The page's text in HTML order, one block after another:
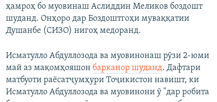
ҳамроҳ бо муовинаш Аслиддин Меликов боздошт
шуданд. Онҳоро дар Боздоштгоҳи муваққатии
Душанбе (СИЗО) нигоҳ медоранд.
Исматулло Абдуллозода ва муовинонаш рӯзи 2-юми
май аз мақомҳояшон барканор шуданд. Дафтари
матбуоти раёсатҷумҳури Тоҷикистон навишт, ки
Исматулло Абдуллозода ва муовинони ӯ "дар робита